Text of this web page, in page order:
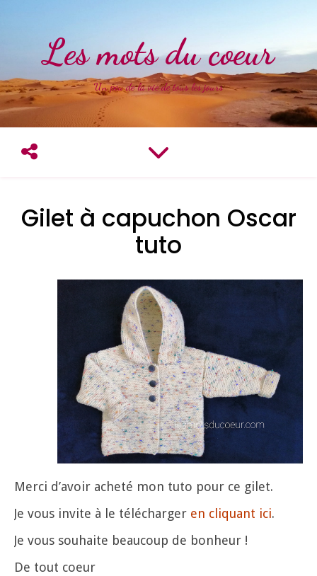
Les mots du coeur
Un peu de la vie de tous les jours
Gilet à capuchon Oscar
tuto
Merci d’avoir acheté mon tuto pour ce gilet.
Je vous invite à le télécharger en cliquant ici.
Je vous souhaite beaucoup de bonheur !
De tout coeur